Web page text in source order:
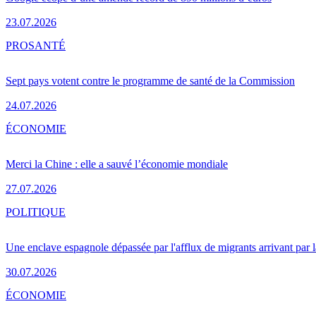
23.07.2026
Sept pays votent contre le programme de santé de la Commission
24.07.2026
PROSANTÉ
Merci la Chine : elle a sauvé l’économie mondiale
27.07.2026
ÉCONOMIE
Une enclave espagnole dépassée par l'afflux de migrants arrivant par
30.07.2026
POLITIQUE
ÉCONOMIE